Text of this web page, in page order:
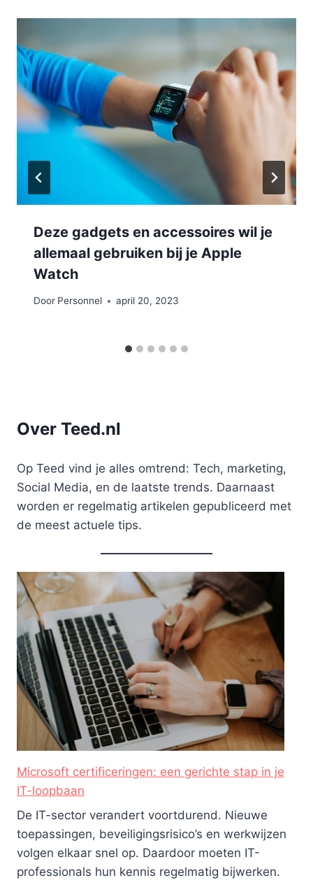
Deze gadgets en accessoires wil je
allemaal gebruiken bij je Apple
Watch
Door Personnel april 20, 2023
Over Teed.nl
Op Teed vind je alles omtrend: Tech, marketing,
Social Media, en de laatste trends. Daarnaast
worden er regelmatig artikelen gepubliceerd met
de meest actuele tips.
Microsoft certificeringen: een gerichte stap in je
IT-loopbaan
De IT-sector verandert voortdurend. Nieuwe
toepassingen, beveiligingsrisico’s en werkwijzen
volgen elkaar snel op. Daardoor moeten IT-
professionals hun kennis regelmatig bijwerken.